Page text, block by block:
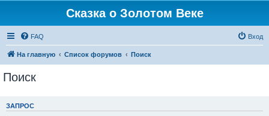
Сказка о Золотом Веке
FAQ Вход
На главную Список форумов Поиск
Поиск
ЗАПРОС